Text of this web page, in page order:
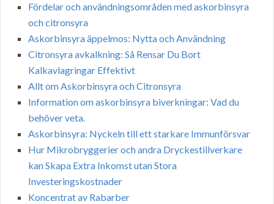
Fördelar och användningsområden med askorbinsyra
och citronsyra
Askorbinsyra äppelmos: Nytta och Användning
Citronsyra avkalkning: Så Rensar Du Bort
Kalkavlagringar Effektivt
Allt om Askorbinsyra och Citronsyra
Information om askorbinsyra biverkningar: Vad du
behöver veta.
Askorbinsyra: Nyckeln till ett starkare Immunförsvar
Hur Mikrobryggerier och andra Dryckestillverkare
kan Skapa Extra Inkomst utan Stora
Investeringskostnader
Koncentrat av Rabarber